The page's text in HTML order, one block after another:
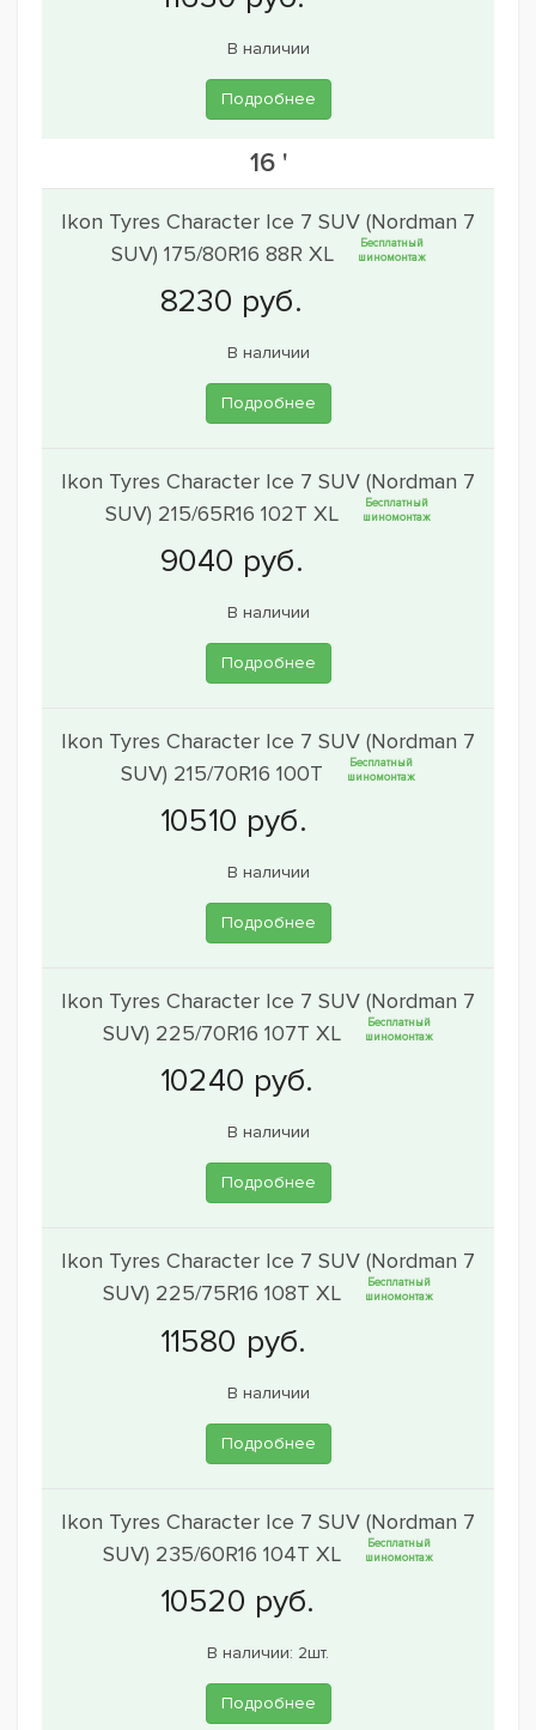
В наличии
Подробнее
16 '
Ikon Tyres Character Ice 7 SUV (Nordman 7
SUV) 175/80R16 88R XL
Бесплатный
шиномонтаж
В наличии
Подробнее
Ikon Tyres Character Ice 7 SUV (Nordman 7
SUV) 215/65R16 102T XL
Бесплатный
шиномонтаж
В наличии
Подробнее
Ikon Tyres Character Ice 7 SUV (Nordman 7
SUV) 215/70R16 100T
Бесплатный
шиномонтаж
В наличии
Подробнее
Ikon Tyres Character Ice 7 SUV (Nordman 7
SUV) 225/70R16 107T XL
Бесплатный
шиномонтаж
В наличии
Подробнее
Ikon Tyres Character Ice 7 SUV (Nordman 7
SUV) 225/75R16 108T XL
Бесплатный
шиномонтаж
В наличии
Подробнее
Ikon Tyres Character Ice 7 SUV (Nordman 7
SUV) 235/60R16 104T XL
Бесплатный
шиномонтаж
В наличии: 2шт.
Подробнее